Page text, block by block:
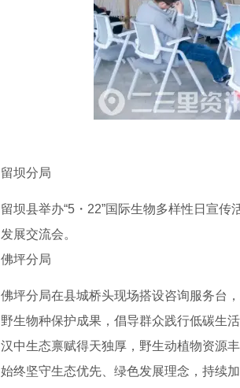
留坝分局
留坝县举办“5・22”国际生物多样性日宣
发展交流会。
佛坪分局
佛坪分局在县城桥头现场搭设咨询服务台
野生物种保护成果，倡导群众践行低碳生
汉中生态禀赋得天独厚，野生动植物资源
始终坚守生态优先、绿色发展理念，持续